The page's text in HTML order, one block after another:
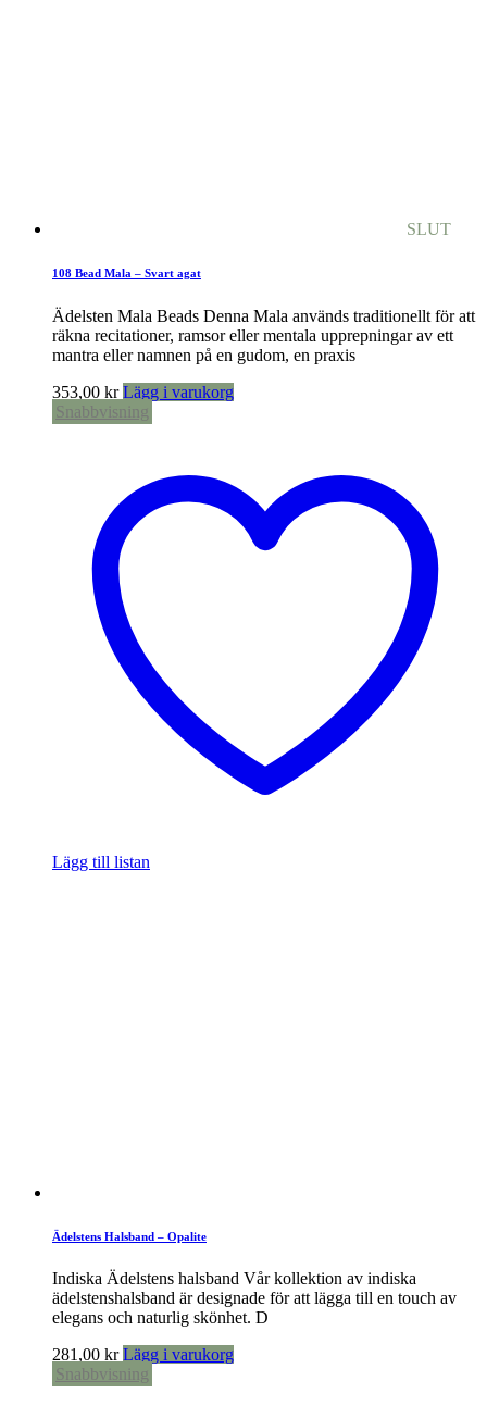
SLUT
108 Bead Mala – Svart agat
Ädelsten Mala Beads Denna Mala används traditionellt för att
räkna recitationer, ramsor eller mentala upprepningar av ett
mantra eller namnen på en gudom, en praxis
353,00 kr Lägg i varukorg
Snabbvisning
Lägg till listan
Ädelstens Halsband – Opalite
Indiska Ädelstens halsband Vår kollektion av indiska
ädelstenshalsband är designade för att lägga till en touch av
elegans och naturlig skönhet. D
281,00 kr Lägg i varukorg
Snabbvisning